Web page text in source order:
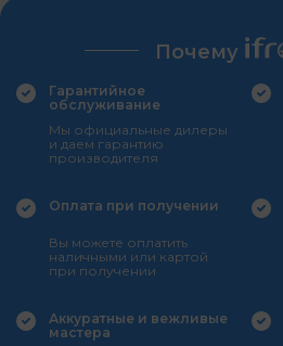
Почему
Гарантийное
обслуживание
Мы официальные дилеры
и даем гарантию
производителя
Оплата при получении
Вы можете оплатить
наличными или картой
при получении
Аккуратные и вежливые
мастера